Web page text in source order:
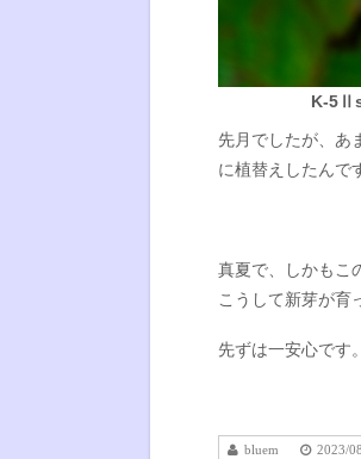
K-
先月でしたが、あ
に植替えしたんで
真夏で、しかもこ
こうして新芽が育
先ずは一安心です。
bluem 2023/